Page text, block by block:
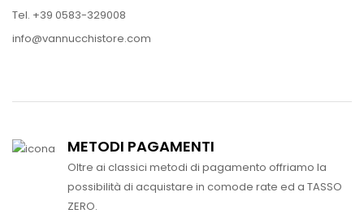
Tel. +39 0583-329008
info@vannucchistore.com
METODI PAGAMENTI
Oltre ai classici metodi di pagamento offriamo la
possibilità di acquistare in comode rate ed a TASSO
ZERO.